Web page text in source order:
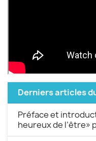
Derniers articles
Préface et
heureux de l’être»